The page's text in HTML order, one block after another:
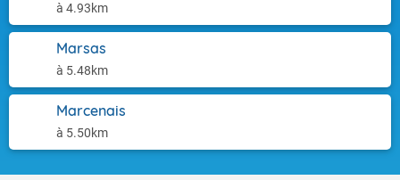
à 4.93km
Marsas
à 5.48km
Marcenais
à 5.50km